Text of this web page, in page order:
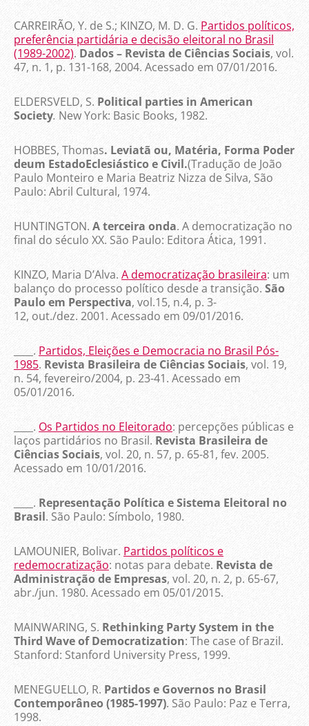
CARREIRÃO, Y. de S.; KINZO, M. D. G. Partidos políticos,
preferência partidária e decisão eleitoral no Brasil
(1989-2002). Dados – Revista de Ciências Sociais, vol.
47, n. 1, p. 131-168, 2004. Acessado em 07/01/2016.
ELDERSVELD, S. Political parties in American
Society. New York: Basic Books, 1982.
HOBBES, Thomas. Leviatã ou, Matéria, Forma Poder
deum EstadoEclesiástico e Civil.(Tradução de João
Paulo Monteiro e Maria Beatriz Nizza de Silva, São
Paulo: Abril Cultural, 1974.
HUNTINGTON. A terceira onda. A democratização no
final do século XX. São Paulo: Editora Ática, 1991.
KINZO, Maria D’Alva. A democratização brasileira: um
balanço do processo político desde a transição. São
Paulo em Perspectiva, vol.15, n.4, p. 3-
12, out./dez. 2001. Acessado em 09/01/2016.
____. Partidos, Eleições e Democracia no Brasil Pós-
1985. Revista Brasileira de Ciências Sociais, vol. 19,
n. 54, fevereiro/2004, p. 23-41. Acessado em
05/01/2016.
____. Os Partidos no Eleitorado: percepções públicas e
laços partidários no Brasil. Revista Brasileira de
Ciências Sociais, vol. 20, n. 57, p. 65-81, fev. 2005.
Acessado em 10/01/2016.
____. Representação Política e Sistema Eleitoral no
Brasil. São Paulo: Símbolo, 1980.
LAMOUNIER, Bolivar. Partidos políticos e
redemocratização: notas para debate. Revista de
Administração de Empresas, vol. 20, n. 2, p. 65-67,
abr./jun. 1980. Acessado em 05/01/2015.
MAINWARING, S. Rethinking Party System in the
Third Wave of Democratization: The case of Brazil.
Stanford: Stanford University Press, 1999.
MENEGUELLO, R. Partidos e Governos no Brasil
Contemporâneo (1985-1997). São Paulo: Paz e Terra,
1998.